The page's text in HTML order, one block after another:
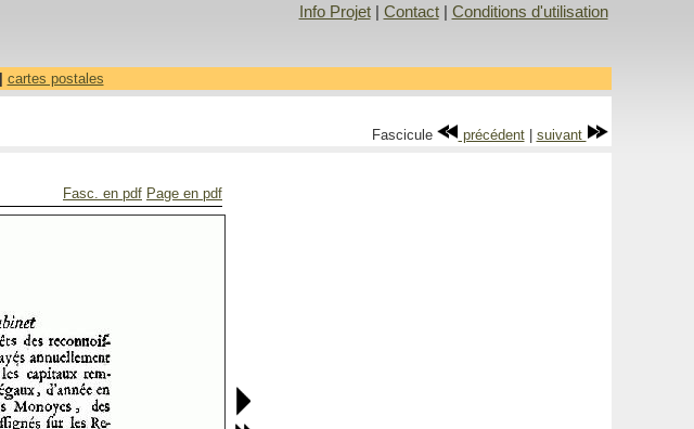
Info Projet| Contact| Conditions d'utilisation
cartes postales
Fascicule précédent| suivant
Fasc. en pdf Page en pdf